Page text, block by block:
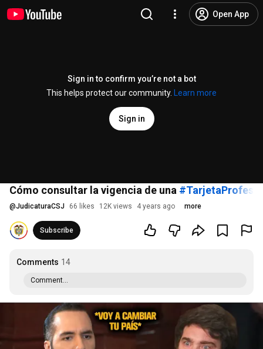
Open App
Sign in to confirm you’re not a bot
This helps protect our community.
Learn more
Sign in
Cómo consultar la vigencia de una
@JudicaturaCSJ 66 likes 12K views 4 years ago more
Subscribe
Comments 14
Comment...